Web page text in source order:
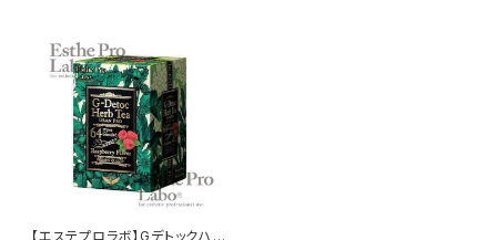
【エステプロラボ】Gデトックハー